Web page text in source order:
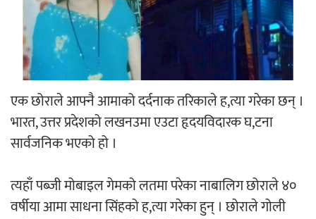
अर्जुन चन्द्रको ‘संवेदनाका प्रतिध्वनि’
मुक्तकसङ्ग्रह लोकार्पण
‘दुर्गा’ निर्माण गर्दै सम्राट
एक छोराले आफ्नै आमाको दर्दनाक तरिकाले ह,त्या गरेका छन् ।
भारत, उत्तर प्रदेशको लखनउमा एउटा हृदयविदारक घ,टना
सार्वजनिक भएको हो ।
त्यहाँ पब्जी मोबाइल गेमको लतमा परेका नाबालिग छोराले ४०
वर्षीया आमा साधना सिंहको ह,त्या गरेका हुन् । छोराले गोली